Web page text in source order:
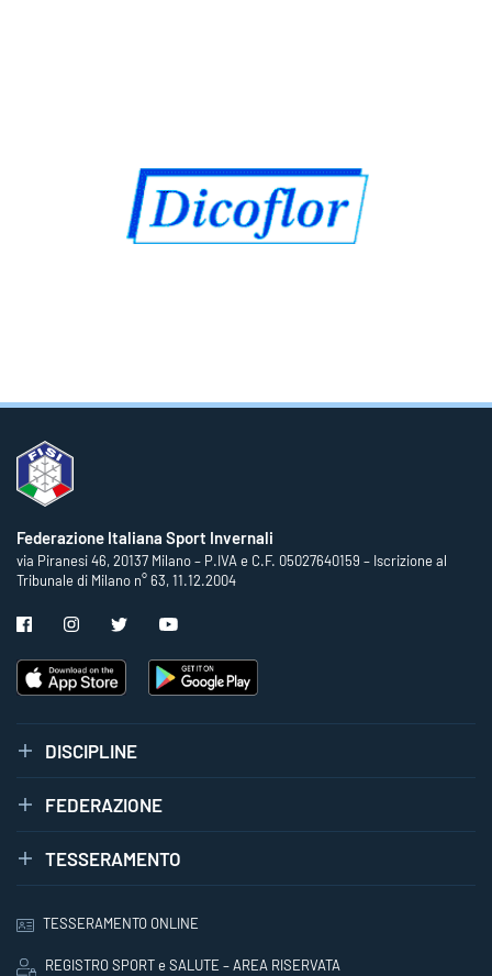
Federazione Italiana Sport Invernali
via Piranesi 46, 20137 Milano – P.IVA e C.F. 05027640159 – Iscrizione al
Tribunale di Milano n° 63, 11.12.2004
DISCIPLINE
FEDERAZIONE
TESSERAMENTO
TESSERAMENTO ONLINE
REGISTRO SPORT e SALUTE – AREA RISERVATA